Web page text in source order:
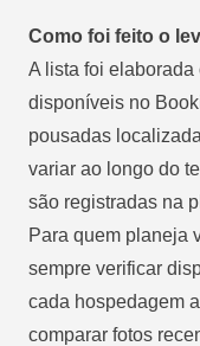
Como foi feito o
A lista foi
disponíveis no
pousadas
variar ao longo do
são registradas na
Para quem planeja
sempre verificar
cada hospedagem
comparar fotos